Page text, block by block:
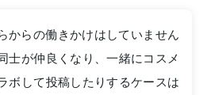
からの働きかけはしていません
士が仲良くなり、一緒にコスメ
ボして投稿したりするケースは